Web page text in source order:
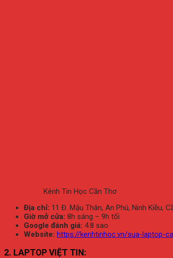
Kênh Tin Học Cần Thơ
Địa chỉ: 11 Đ. Mậu Thân, An Phú, Ninh Kiều,
Giờ mở cửa: 8h sáng – 9h tối
Google đánh giá: 4.8 sao
Website: https://kenhtinhoc.vn/sua-laptop-
2. LAPTOP VIỆT TIN: